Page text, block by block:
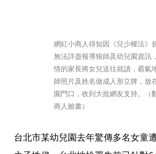
網紅小商人得知因《兒少權法》
無法詳盡報導狼師及幼兒園資訊
情的家長將女兒送往就讀，霸氣
師照片及姓名做成人形立牌，放
園門口，收到大批網友支持。（
商人臉書）
台北市某幼兒園去年驚傳多名女童